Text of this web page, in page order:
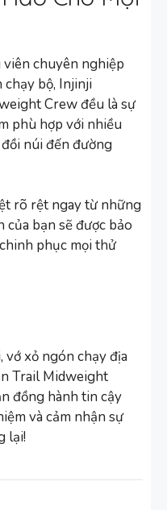
chuyên nghiệp
chạy bộ, Injinji
Crew đều là sự
phù hợp với nhiều
núi đến đường
rõ rệt ngay từ những
của bạn sẽ được bảo
phục mọi thử
xỏ ngón chạy địa
Trail Midweight
đồng hành tin cậy
và cảm nhận sự
lại!